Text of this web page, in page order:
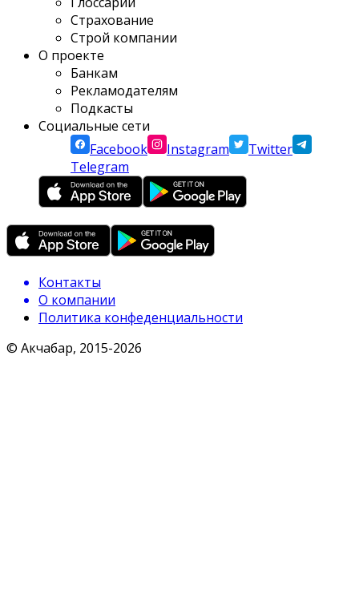
Страхование
Строй компании
О проекте
Банкам
Рекламодателям
Подкасты
Социальные сети
Facebook
Instagram
Twitter
Telegram
Контакты
О компании
Политика конфеденциальности
© Акчабар, 2015-2026